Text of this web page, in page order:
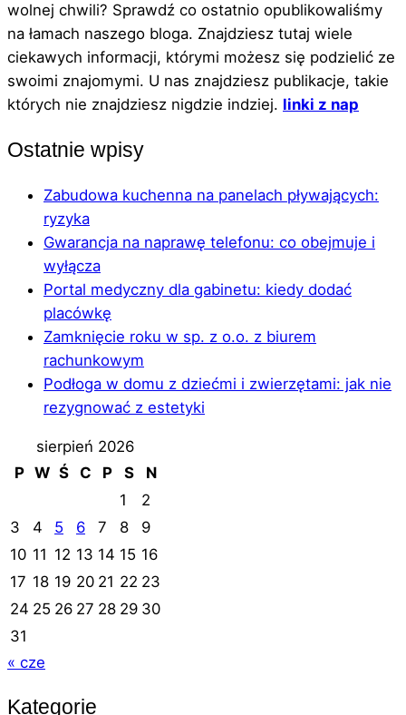
wolnej chwili? Sprawdź co ostatnio opublikowaliśmy
na łamach naszego bloga. Znajdziesz tutaj wiele
ciekawych informacji, którymi możesz się podzielić ze
swoimi znajomymi. U nas znajdziesz publikacje, takie
których nie znajdziesz nigdzie indziej. linki z nap
Ostatnie wpisy
Zabudowa kuchenna na panelach pływających:
ryzyka
Gwarancja na naprawę telefonu: co obejmuje i
wyłącza
Portal medyczny dla gabinetu: kiedy dodać
placówkę
Zamknięcie roku w sp. z o.o. z biurem
rachunkowym
Podłoga w domu z dziećmi i zwierzętami: jak nie
rezygnować z estetyki
sierpień 2026
P W Ś C P S
N
1
2
3
4 5 6 7 8
9
10 11 12 13 14 15 16
17 18 19 20 21 22 23
24 25 26 27 28 29 30
31
« cze
Kategorie